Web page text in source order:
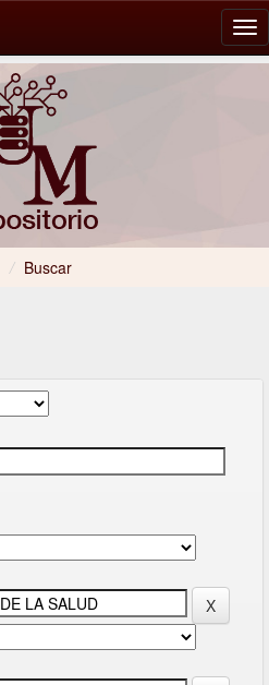
/ Buscar